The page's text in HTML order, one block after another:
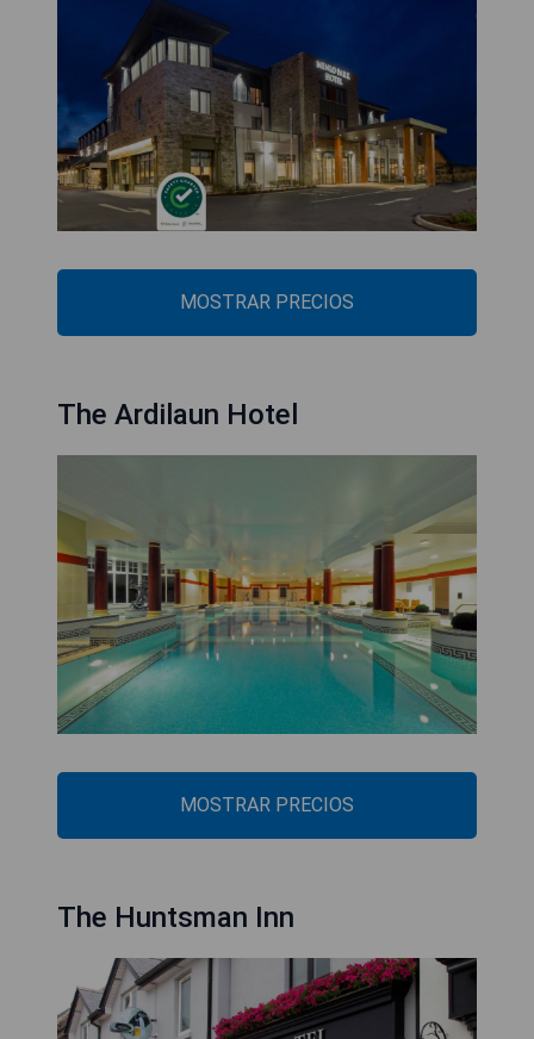
MOSTRAR PRECIOS
The Ardilaun Hotel
MOSTRAR PRECIOS
The Huntsman Inn